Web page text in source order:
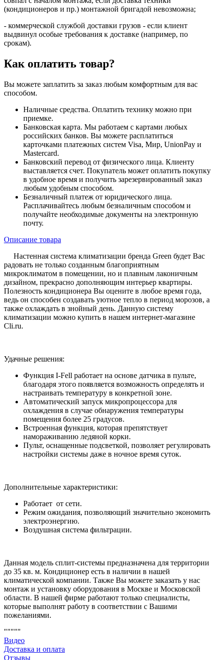
(кондиционеров и пр.) монтажной бригадой невозможна;
- коммерческой службой доставки грузов - если клиент
выдвинул особые требования к доставке (например, по
срокам).
Как оплатить товар?
Вы можете заплатить за заказ любым комфортным для вас
способом.
Наличные средства. Оплатить технику можно при
приемке.
Банковская карта. Мы работаем с картами любых
российских банков. Вы можете расплатиться
карточками платежных систем Visa, Мир, UnionPay и
Mastercard.
Банковский перевод от физического лица. Клиенту
выставляется счет. Покупатель может оплатить покупку
в удобное время и получить зарезервированный заказ
любым удобным способом.
Безналичный платеж от юридического лица.
Расплачивайтесь любым безналичным способом и
получайте необходимые документы на электронную
почту.
Описание товара
Настенная система климатизации бренда Green будет Вас
радовать не только созданным благоприятным
микроклиматом в помещении, но и плавным лаконичным
дизайном, прекрасно дополняющим интерьер квартиры.
Полезность кондиционера Вы оцените в любое время года,
ведь он способен создавать уютное тепло в период морозов, а
также охлаждать в знойный день. Данную систему
климатизации можно купить в нашем интернет-магазине
Cli.ru.
Удачные решения:
Функция I-Fell работает на основе датчика в пульте,
благодаря этого появляется возможность определять и
настраивать температуру в конкретной зоне.
Автоматический запуск микропроцессора для
охлаждения в случае обнаружения температуры
помещения более 25 градусов.
Встроенная функция, которая препятствует
намораживанию ледяной корки.
Пульт, оснащенные подсветкой, позволяет регулировать
настройки системы даже в ночное время суток.
Дополнительные характеристики:
Работает от сети.
Режим ожидания, позволяющий значительно экономить
электроэнергию.
Воздушная система фильтрации.
Данная модель сплит-системы предназначена для территории
до 35 кв. м. Кондиционер есть в наличии в нашей
климатической компании. Также Вы можете заказать у нас
монтаж и установку оборудования в Москве и Московской
области. В нашей фирме работают только специалисты,
которые выполнят работу в соответствии с Вашими
пожеланиями.
"""""
Видео
Доставка и оплата
Отзывы